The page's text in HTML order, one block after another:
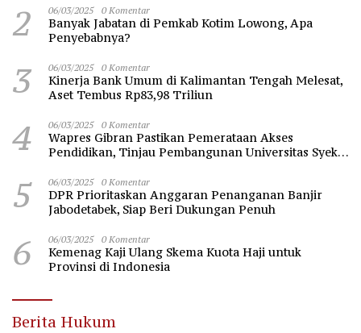
2 06/03/2025 0 Komentar
Banyak Jabatan di Pemkab Kotim Lowong, Apa
Penyebabnya?
3 06/03/2025 0 Komentar
Kinerja Bank Umum di Kalimantan Tengah Melesat,
Aset Tembus Rp83,98 Triliun
4 06/03/2025 0 Komentar
Wapres Gibran Pastikan Pemerataan Akses
Pendidikan, Tinjau Pembangunan Universitas Syekh
5 06/03/2025 0 Komentar
DPR Prioritaskan Anggaran Penanganan Banjir
Jabodetabek, Siap Beri Dukungan Penuh
6 06/03/2025 0 Komentar
Kemenag Kaji Ulang Skema Kuota Haji untuk
Provinsi di Indonesia
Berita Hukum